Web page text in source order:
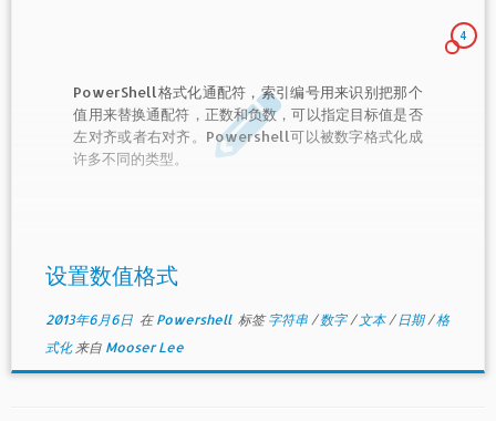
4
PowerShell格式化通配符，索引编号用来识别把那个
值用来替换通配符，正数和负数，可以指定目标值是否
左对齐或者右对齐。Powershell可以被数字格式化成
许多不同的类型。
设置数值格式
2013年6月6日在 Powershell 标签字符串 /数字/ 文本/ 日期/格
式化 来自 Mooser Lee